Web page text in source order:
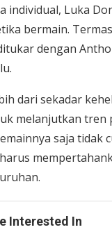
individual, Luka
bermain.
dengan
dari sekadar
melanjutkan tren
saja tidak
Interested In